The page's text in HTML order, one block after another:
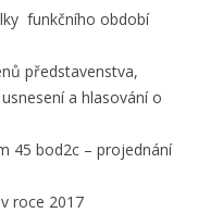
funkčního období
představenstva,
a hlasování o
45 bod2c – projednání
roce 2017